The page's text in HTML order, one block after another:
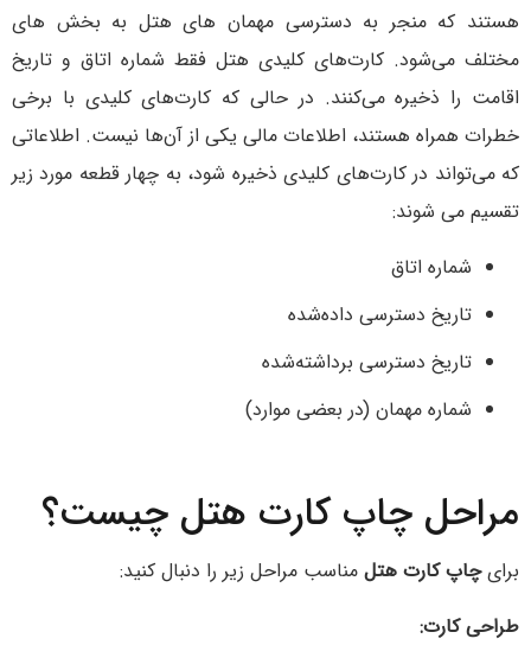
هستند که منجر به دسترسی مهمان های هتل به بخش های
مختلف می‌شود. کارت‌های کلیدی هتل فقط شماره اتاق و تاریخ
اقامت را ذخیره می‌کنند. در حالی که کارت‌های کلیدی با برخی
خطرات همراه هستند، اطلاعات مالی یکی از آن‌ها نیست. اطلاعاتی
که می‌تواند در کارت‌های کلیدی ذخیره شود، به چهار قطعه مورد زیر
تقسیم می شوند:
شماره اتاق
تاریخ دسترسی داده‌شده
تاریخ دسترسی برداشته‌شده
شماره مهمان (در بعضی موارد)
مراحل چاپ کارت هتل چیست؟
برایچاپ کارت هتل مناسب مراحل زیر را دنبال کنید:
طراحی کارت: